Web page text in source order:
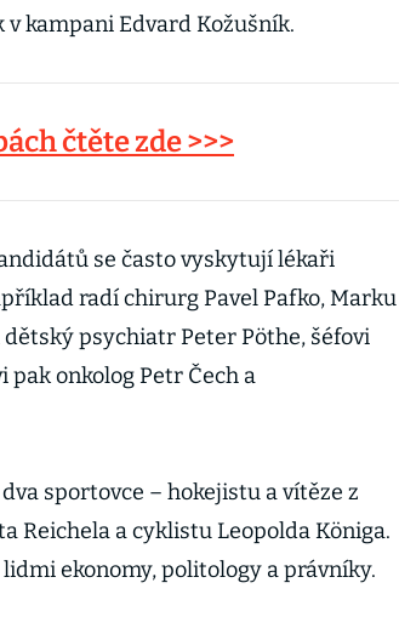
kampani Edvard Kožušník.
čtěte zde >>>
se často vyskytují lékaři
radí chirurg Pavel Pafko, Marku
psychiatr Peter Pöthe, šéfovi
pak onkolog Petr Čech a
sportovce – hokejistu a vítěze z
Reichela a cyklistu Leopolda Königa.
ekonomy, politology a právníky.